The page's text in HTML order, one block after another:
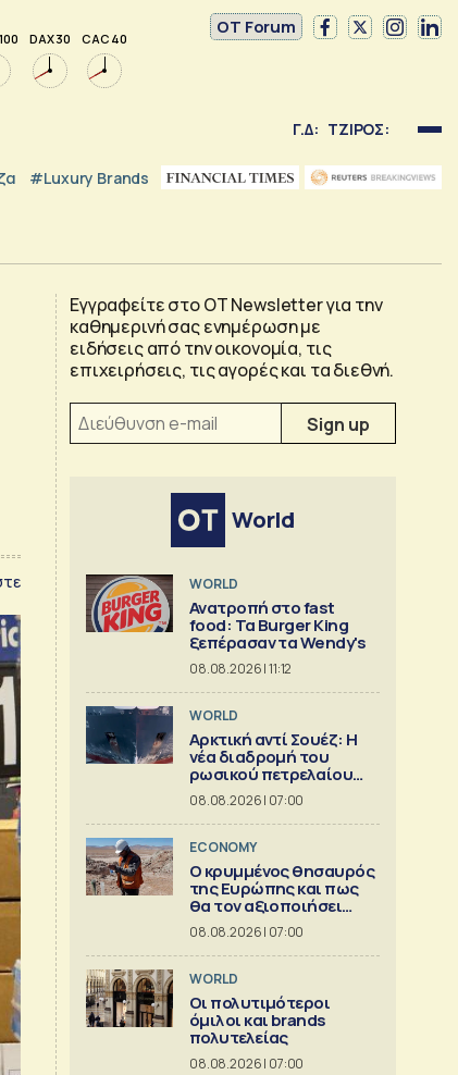
DAX 30 CAC 40
OT Forum
Γ.Δ: ΤΖΙΡΟΣ:
#luxury Brands
Εγγραφείτε στο OT Newsletter για την
καθημερινή σας ενημέρωση με
ειδήσεις από την οικονομία, τις
επιχειρήσεις, τις αγορές και τα διεθνή.
World
WORLD
Ανατροπή στο fast
food: Τα Burger King
ξεπέρασαν τα Wendy's
08.08.2026 | 11:12
WORLD
Αρκτική αντί Σουέζ: Η
νέα διαδρομή του
ρωσικού πετρελαίου
[Γράφημα]
08.08.2026 | 07:00
ECONOMY
Ο κρυμμένος θησαυρός
της Ευρώπης και πως
θα τον αξιοποιήσει
[γράφημα]
08.08.2026 | 07:00
WORLD
Οι πολυτιμότεροι
όμιλοι και brands
πολυτελείας
08.08.2026 | 07:00